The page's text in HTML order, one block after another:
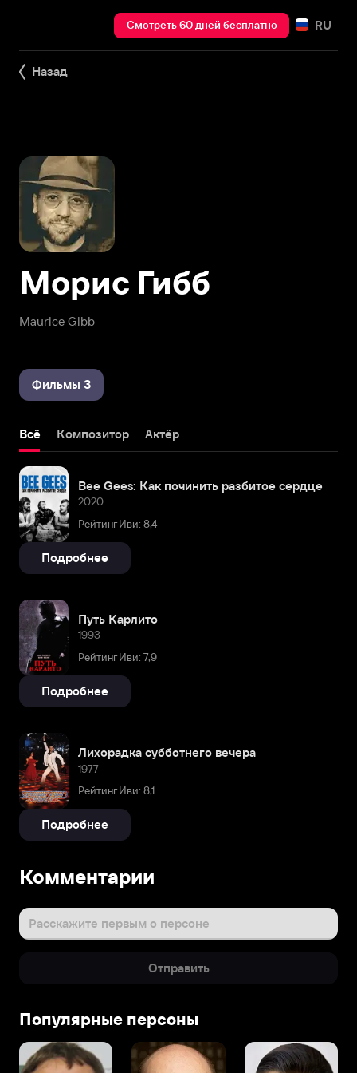
Смотреть 60 дней бесплатно RU
Назад
Maurice Gibb
Морис Гибб
Фильмы 3
Всё Композитор Актёр
Bee Gees: Как починить разбитое сердце
2020
Рейтинг Иви: 8,4
Подробнее
Путь Карлито
1993
Рейтинг Иви: 7,9
Подробнее
Лихорадка субботнего вечера
1977
Рейтинг Иви: 8,1
Подробнее
Комментарии
Расскажите первым о персоне
Отправить
Популярные персоны